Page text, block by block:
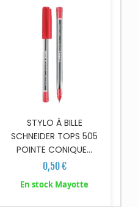
STYLO À BILLE
SCHNEIDER TOPS 505
POINTE CONIQUE...
0,50 €
En stock Mayotte